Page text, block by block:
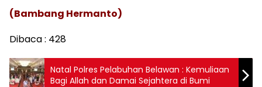
(Bambang Hermanto)
Dibaca : 428
Natal Polres Pelabuhan Belawan : Kemuliaan
Bagi Allah dan Damai Sejahtera di Bumi